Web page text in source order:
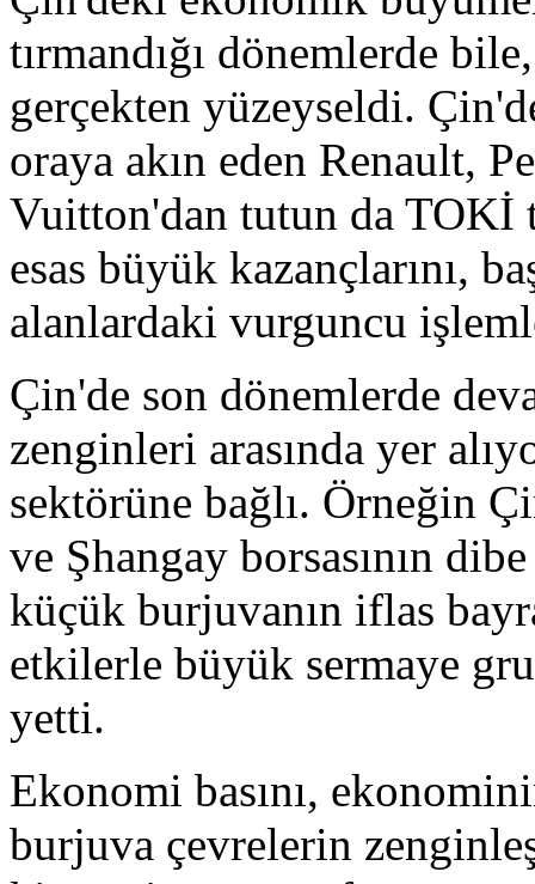
tırmandığı dönemlerde
gerçekten yüzeyseldi.
oraya akın eden Renault,
Vuitton'dan tutun da TOKİ
esas büyük kazançlarını,
alanlardaki vurguncu
Çin'de son dönemlerde
zenginleri arasında yer
sektörüne bağlı. Örneğin
ve Şhangay borsasının
küçük burjuvanın iflas
etkilerle büyük sermaye
yetti.
Ekonomi basını,
burjuva çevrelerin